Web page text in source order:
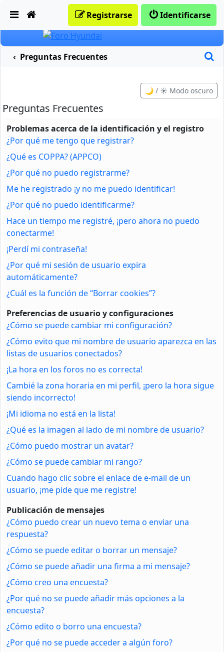
Identificarse
Registrarse
Preguntas Frecuentes
🌙 / ☀️ Modo oscuro
Preguntas Frecuentes
Problemas acerca de la identificación y el registro
¿Por qué me tengo que registrar?
¿Qué es COPPA? (APPCO)
¿Por qué no puedo registrarme?
Me he registrado ¡y no me puedo identificar!
¿Por qué no puedo identificarme?
Hace un tiempo me registré, ¡pero ahora no puedo
conectarme!
¡Perdí mi contraseña!
¿Por qué mi sesión de usuario expira
automáticamente?
¿Cuál es la función de “Borrar cookies”?
Preferencias de usuario y configuraciones
¿Cómo se puede cambiar mi configuración?
¿Cómo evito que mi nombre de usuario aparezca en las
listas de usuarios conectados?
¡La hora en los foros no es correcta!
Cambié la zona horaria en mi perfil, ¡pero la hora sigue
siendo incorrecto!
¡Mi idioma no está en la lista!
¿Qué es la imagen al lado de mi nombre de usuario?
¿Cómo puedo mostrar un avatar?
¿Cómo se puede cambiar mi rango?
Cuando hago clic sobre el enlace de e-mail de un
usuario, ¡me pide que me registre!
Publicación de mensajes
¿Cómo puedo crear un nuevo tema o enviar una
respuesta?
¿Cómo se puede editar o borrar un mensaje?
¿Cómo se puede añadir una firma a mi mensaje?
¿Cómo creo una encuesta?
¿Por qué no se puede añadir más opciones a la
encuesta?
¿Cómo edito o borro una encuesta?
¿Por qué no se puede acceder a algún foro?